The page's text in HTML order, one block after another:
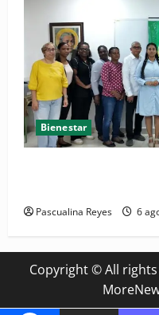
Bienestar
Pascualina Reyes 6
Copyright © All